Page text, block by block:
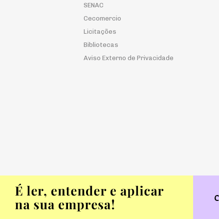
SENAC
Cecomercio
Licitações
Bibliotecas
Aviso Externo de Privacidade
© 2026 FecomercioSP. Todos os Direitos